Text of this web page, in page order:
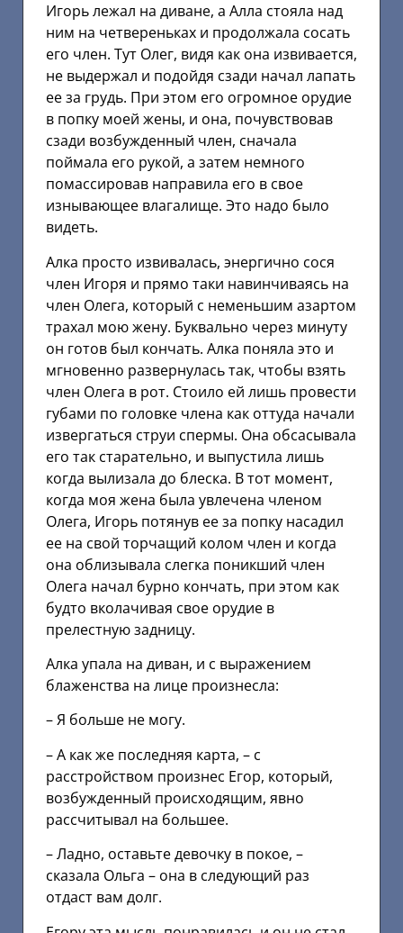
Игорь лежал на диване, а Алла стояла над
ним на четвереньках и продолжала сосать
его член. Тут Олег, видя как она извивается,
не выдержал и подойдя сзади начал лапать
ее за грудь. При этом его огромное орудие
в попку моей жены, и она, почувствовав
сзади возбужденный член, сначала
поймала его рукой, а затем немного
помассировав направила его в свое
изнывающее влагалище. Это надо было
видеть.
Алка просто извивалась, энергично сося
член Игоря и прямо таки навинчиваясь на
член Олега, который с неменьшим азартом
трахал мою жену. Буквально через минуту
он готов был кончать. Алка поняла это и
мгновенно развернулась так, чтобы взять
член Олега в рот. Стоило ей лишь провести
губами по головке члена как оттуда начали
извергаться струи спермы. Она обсасывала
его так старательно, и выпустила лишь
когда вылизала до блеска. В тот момент,
когда моя жена была увлечена членом
Олега, Игорь потянув ее за попку насадил
ее на свой торчащий колом член и когда
она облизывала слегка поникший член
Олега начал бурно кончать, при этом как
будто вколачивая свое орудие в
прелестную задницу.
Алка упала на диван, и с выражением
блаженства на лице произнесла:
– Я больше не могу.
– А как же последняя карта, – с
расстройством произнес Егор, который,
возбужденный происходящим, явно
рассчитывал на большее.
– Ладно, оставьте девочку в покое, –
сказала Ольга – она в следующий раз
отдаст вам долг.